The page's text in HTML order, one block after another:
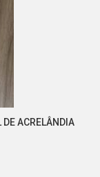
ACRELÂNDIA